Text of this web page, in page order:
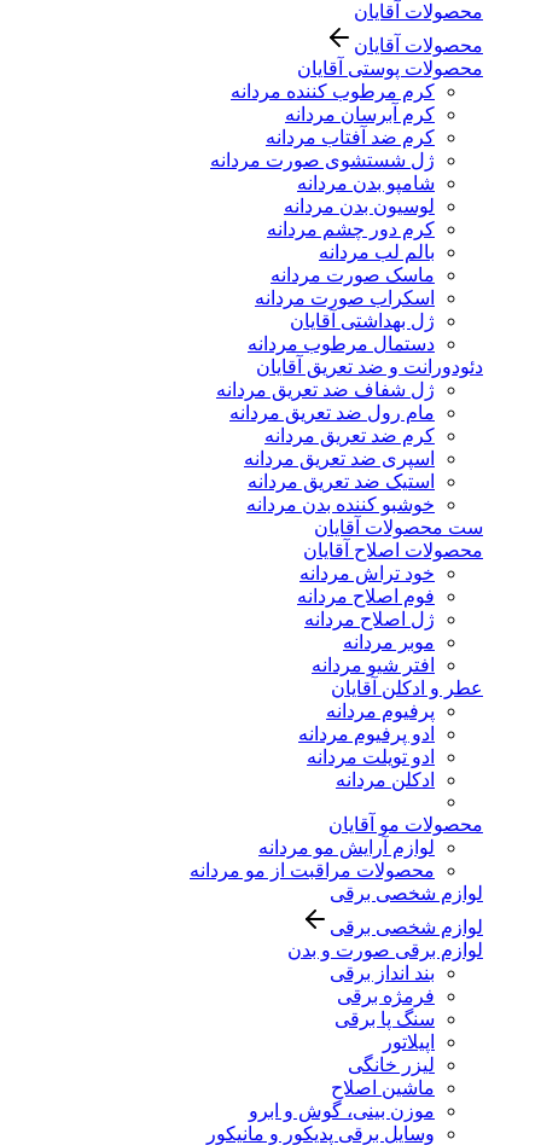
محصولات آقایان
محصولات آقایان
محصولات پوستی آقایان
کرم مرطوب کننده مردانه
کرم آبرسان مردانه
کرم ضد آفتاب مردانه
ژل شستشوی صورت مردانه
شامپو بدن مردانه
لوسیون بدن مردانه
کرم دور چشم مردانه
بالم لب مردانه
ماسک صورت مردانه
اسکراب صورت مردانه
ژل بهداشتی آقایان
دستمال مرطوب مردانه
دئودورانت و ضد تعریق آقایان
ژل شفاف ضد تعریق مردانه
مام رول ضد تعریق مردانه
کرم ضد تعریق مردانه
اسپری ضد تعریق مردانه
استیک ضد تعریق مردانه
خوشبو کننده بدن مردانه
ست محصولات آقایان
محصولات اصلاح آقایان
خود تراش مردانه
فوم اصلاح مردانه
ژل اصلاح مردانه
موبر مردانه
افتر شیو مردانه
عطر و ادکلن آقایان
پرفیوم مردانه
ادو پرفیوم مردانه
ادو تویلت مردانه
ادکلن مردانه
محصولات مو آقایان
لوازم آرایش مو مردانه
محصولات مراقبت از مو مردانه
لوازم شخصی برقی
لوازم شخصی برقی
لوازم برقی صورت و بدن
بند انداز برقی
فرمژه برقی
سنگ پا برقی
اپیلاتور
لیزر خانگی
ماشین اصلاح
موزن بینی، گوش و ابرو
وسایل برقی پدیکور و مانیکور